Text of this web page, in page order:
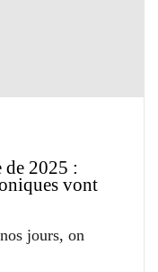
2025 :
vont
jours, on